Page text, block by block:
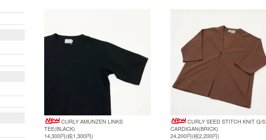
CURLY AMUNZEN LINKS
TEE(BLACK)
14,300円(税1,300円)
CURLY SEED STITCH KNIT Q/S
CARDIGAN(BRICK)
24,200円(税2,200円)